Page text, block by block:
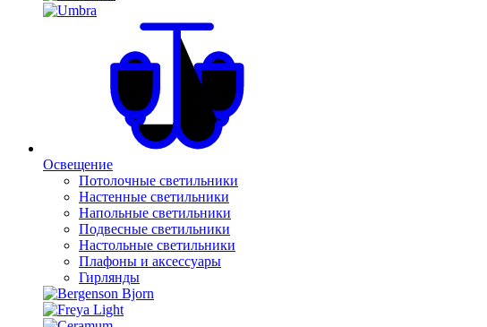
Освещение
Потолочные светильники
Настенные светильники
Напольные светильники
Подвесные светильники
Настольные светильники
Плафоны и аксессуары
Гирлянды